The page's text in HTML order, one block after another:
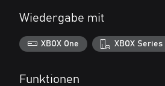
Wiedergabe mit
XBOX One XBOX Series
Funktionen